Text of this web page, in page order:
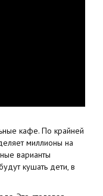
кафе. По крайней
миллионы на
варианты
кушать дети, в